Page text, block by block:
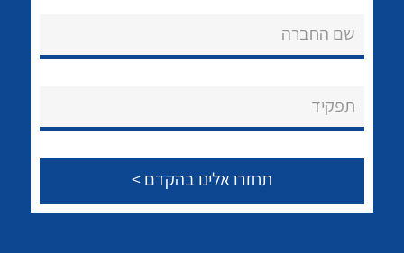
לכל מוצרי היצרן
שם החברה
תפקיד